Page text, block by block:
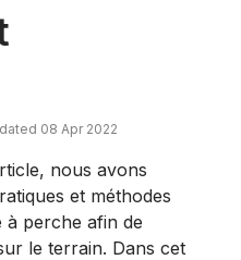
08 Apr 2022
nous avons
et méthodes
perche afin de
le terrain. Dans cet